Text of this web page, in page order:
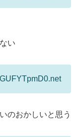
い
のおかしいと思う